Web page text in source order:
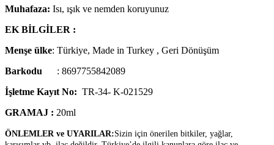
Muhafaza: Isı, ışık ve nemden koruyunuz
EK BİLGİLER :
Menşe ülke: Türkiye, Made in Turkey , Geri Dönüşüm
Barkodu
: 8697755842089
İşletme Kayıt No: TR-34- K-021529
GRAMAJ : 20ml
ÖNLEMLER ve UYARILAR:Sizin için önerilen bitkiler, yağlar,